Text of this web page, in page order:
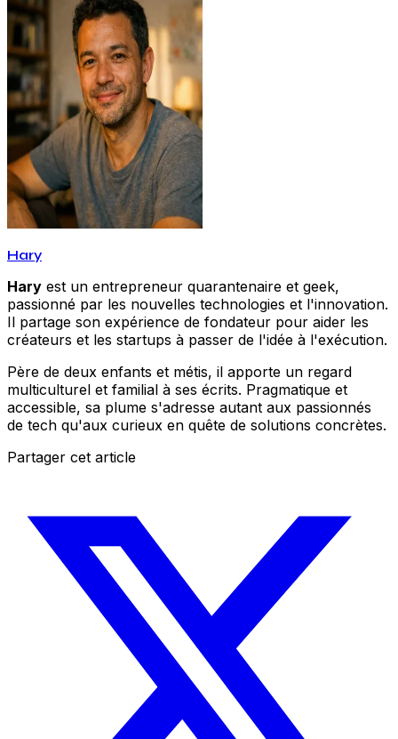
Hary
Hary est un entrepreneur quarantenaire et geek,
passionné par les nouvelles technologies et l'innovation.
Il partage son expérience de fondateur pour aider les
créateurs et les startups à passer de l'idée à l'exécution.
Père de deux enfants et métis, il apporte un regard
multiculturel et familial à ses écrits. Pragmatique et
accessible, sa plume s'adresse autant aux passionnés
de tech qu'aux curieux en quête de solutions concrètes.
Partager cet article